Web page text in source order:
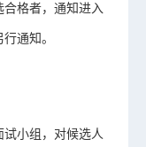
格者，通知进入
通知。
小组，对候选人